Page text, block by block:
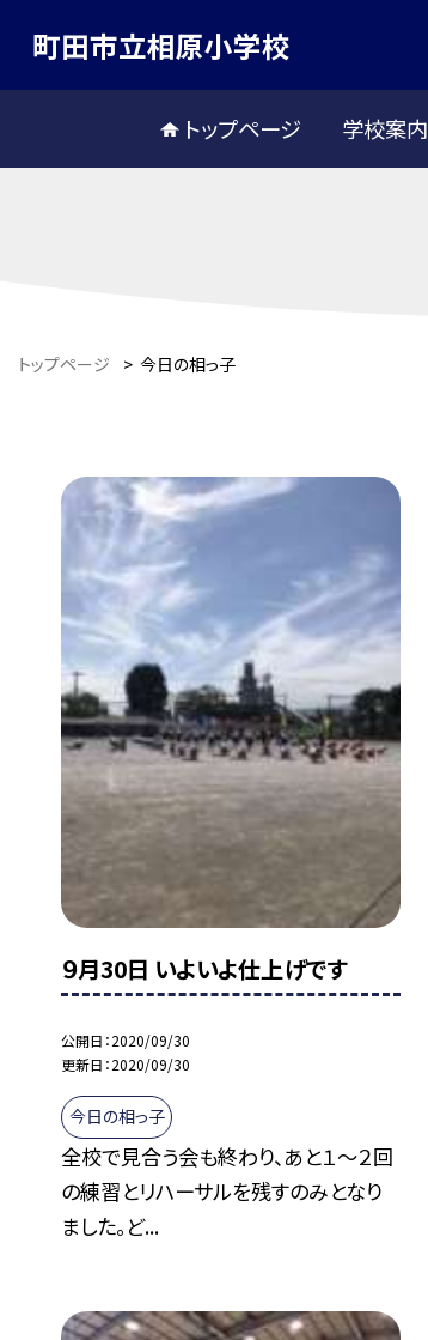
町田市立相原小学校
トップページ 学校案内
トップページ > 今日の相っ子
９月30日 いよいよ仕上げです
公開日 2020/09/30
更新日 2020/09/30
今日の相っ子
全校で見合う会も終わり、あと１〜２回
の練習とリハーサルを残すのみとなり
ました。ど...